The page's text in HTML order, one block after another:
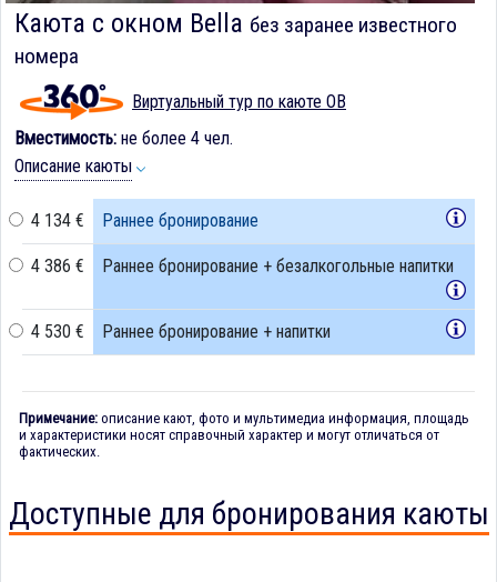
Каюта с окном Bella без заранее известного
номера
Виртуальный тур по каюте OB
Вместимость: не более 4 чел.
Описание каюты
4 134 € Раннее бронирование
4 386 € Раннее бронирование + безалкогольные напитки
4 530 € Раннее бронирование + напитки
Примечание: описание кают, фото и мультимедиа информация, площадь
и характеристики носят справочный характер и могут отличаться от
фактических.
Доступные для бронирования каюты